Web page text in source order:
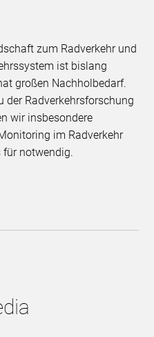
zum Radverkehr und
ist bislang
großen Nachholbedarf.
der Radverkehrsforschung
wir insbesondere
im Radverkehr
notwendig.